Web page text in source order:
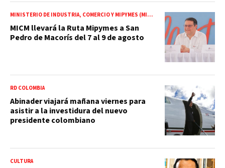
MINISTERIO DE INDUSTRIA, COMERCIO Y MIPYMES (MICM)
MICM llevará la Ruta Mipymes a San
Pedro de Macorís del 7 al 9 de agosto
RD COLOMBIA
Abinader viajará mañana viernes para
asistir a la investidura del nuevo
presidente colombiano
CULTURA